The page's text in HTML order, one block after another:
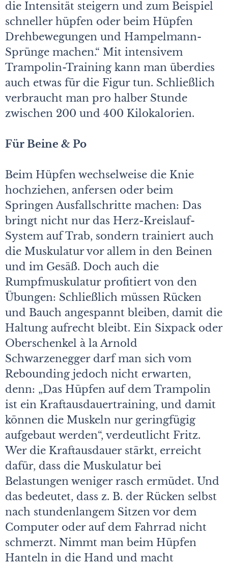
die Intensität steigern und zum Beispiel
schneller hüpfen oder beim Hüpfen
Drehbewegungen und Hampelmann-
Sprünge machen.“ Mit intensivem
Trampolin-Training kann man überdies
auch etwas für die Figur tun. Schließlich
verbraucht man pro halber Stunde
zwischen 200 und 400 Kilokalorien.
Für Beine & Po
Beim Hüpfen wechselweise die Knie
hochziehen, anfersen oder beim
Springen Ausfallschritte machen: Das
bringt nicht nur das Herz-Kreislauf-
System auf Trab, sondern trainiert auch
die Muskulatur vor allem in den Beinen
und im Gesäß. Doch auch die
Rumpfmuskulatur profitiert von den
Übungen: Schließlich müssen Rücken
und Bauch angespannt bleiben, damit die
Haltung aufrecht bleibt. Ein Sixpack oder
Oberschenkel à la Arnold
Schwarzenegger darf man sich vom
Rebounding jedoch nicht erwarten,
denn: „Das Hüpfen auf dem Trampolin
ist ein Kraftausdauertraining, und damit
können die Muskeln nur geringfügig
aufgebaut werden“, verdeutlicht Fritz.
Wer die Kraftausdauer stärkt, erreicht
dafür, dass die Muskulatur bei
Belastungen weniger rasch ermüdet. Und
das bedeutet, dass z. B. der Rücken selbst
nach stundenlangem Sitzen vor dem
Computer oder auf dem Fahrrad nicht
schmerzt. Nimmt man beim Hüpfen
Hanteln in die Hand und macht